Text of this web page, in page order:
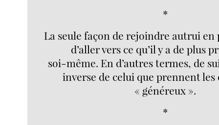
*
La seule façon de rejoindre autrui
d’aller vers ce qu’il y a de plus
soi-même. En d’autres termes, de
inverse de celui que prennent
« généreux ».
*